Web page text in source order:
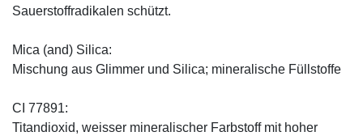
Sauerstoffradikalen schützt.
Mica (and) Silica:
Mischung aus Glimmer und Silica; mineralische Füllstoffe
CI 77891:
Titandioxid, weisser mineralischer Farbstoff mit hoher